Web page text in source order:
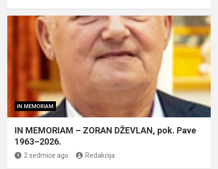
IN MEMORIAM
IN MEMORIAM – ZORAN DŽEVLAN, pok. Pave
1963–2026.
2 sedmice ago Redakcija